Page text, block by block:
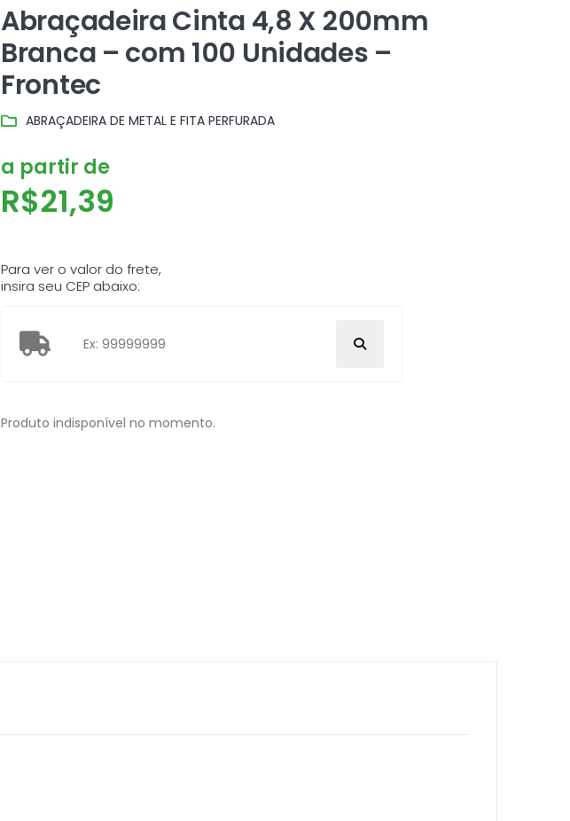
Abraçadeira Cinta 4,8 X 200mm
Branca – com 100 Unidades –
Frontec
ABRAÇADEIRA DE METAL E FITA PERFURADA
a partir de
R$21,39
Para ver o valor do frete,
insira seu CEP abaixo:
Produto indisponível no momento.